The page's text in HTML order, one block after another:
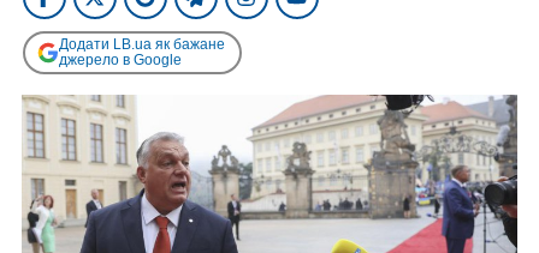
Додати LB.ua як бажане
джерело в Google